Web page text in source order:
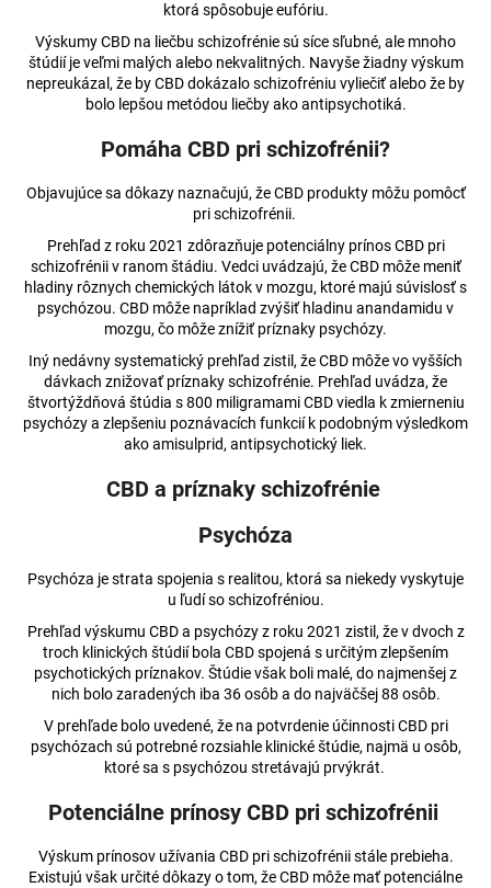
ktorá spôsobuje eufóriu.
Výskumy CBD na liečbu schizofrénie sú síce sľubné, ale mnoho
štúdií je veľmi malých alebo nekvalitných. Navyše žiadny výskum
nepreukázal, že by CBD dokázalo schizofréniu vyliečiť alebo že by
bolo lepšou metódou liečby ako antipsychotiká.
Pomáha CBD pri schizofrénii?
Objavujúce sa dôkazy naznačujú, že CBD produkty môžu pomôcť
pri schizofrénii.
Prehľad z roku 2021 zdôrazňuje potenciálny prínos CBD pri
schizofrénii v ranom štádiu. Vedci uvádzajú, že CBD môže meniť
hladiny rôznych chemických látok v mozgu, ktoré majú súvislosť s
psychózou. CBD môže napríklad zvýšiť hladinu anandamidu v
mozgu, čo môže znížiť príznaky psychózy.
Iný nedávny systematický prehľad zistil, že CBD môže vo vyšších
dávkach znižovať príznaky schizofrénie. Prehľad uvádza, že
štvortýždňová štúdia s 800 miligramami CBD viedla k zmierneniu
psychózy a zlepšeniu poznávacích funkcií k podobným výsledkom
ako amisulprid, antipsychotický liek.
CBD a príznaky schizofrénie
Psychóza
Psychóza je strata spojenia s realitou, ktorá sa niekedy vyskytuje
u ľudí so schizofréniou.
Prehľad výskumu CBD a psychózy z roku 2021 zistil, že v dvoch z
troch klinických štúdií bola CBD spojená s určitým zlepšením
psychotických príznakov. Štúdie však boli malé, do najmenšej z
nich bolo zaradených iba 36 osôb a do najväčšej 88 osôb.
V prehľade bolo uvedené, že na potvrdenie účinnosti CBD pri
psychózach sú potrebné rozsiahle klinické štúdie, najmä u osôb,
ktoré sa s psychózou stretávajú prvýkrát.
Potenciálne prínosy CBD pri schizofrénii
Výskum prínosov užívania CBD pri schizofrénii stále prebieha.
Existujú však určité dôkazy o tom, že CBD môže mať potenciálne
á
s
HĽADAŤ
O
p
o
e
CBD
ŽVÝKAČKY
PEPERMINTEM
€3,91
Pôvodne:
€4,03